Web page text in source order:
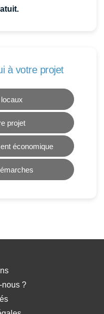
à votre projet
projet
économique
nous ?